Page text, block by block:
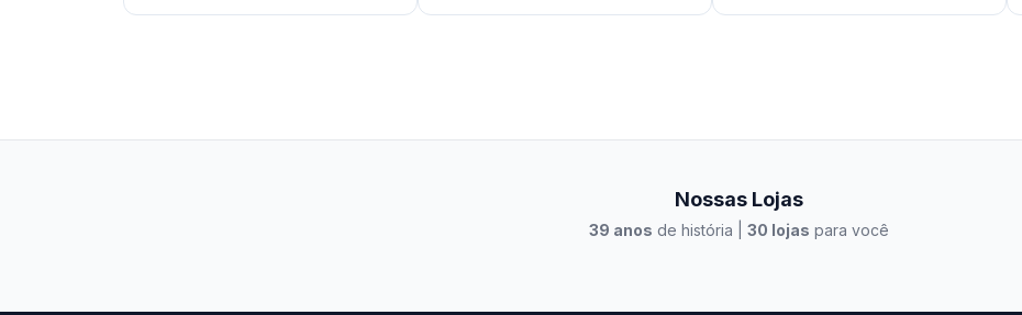
Nossas Lojas
39 anos de história | 30 lojas para você
Elevato Xangri-Lá